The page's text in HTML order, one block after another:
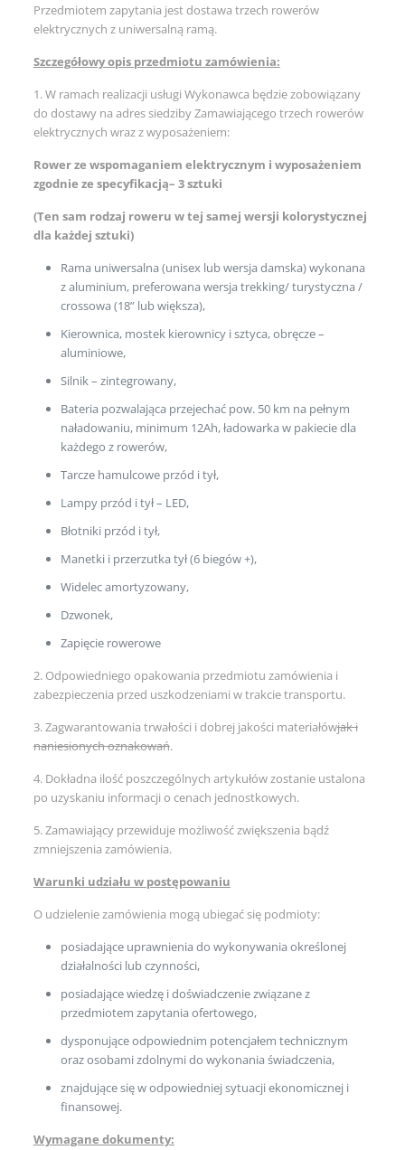
Przedmiotem zapytania jest dostawa trzech rowerów
elektrycznych z uniwersalną ramą.
Szczegółowy opis przedmiotu zamówienia:
1. W ramach realizacji usługi Wykonawca będzie zobowiązany
do dostawy na adres siedziby Zamawiającego trzech rowerów
elektrycznych wraz z wyposażeniem:
Rower ze wspomaganiem elektrycznym i wyposażeniem
zgodnie ze specyfikacją– 3 sztuki
(Ten sam rodzaj roweru w tej samej wersji kolorystycznej
dla każdej sztuki)
Rama uniwersalna (unisex lub wersja damska) wykonana
z aluminium, preferowana wersja trekking/ turystyczna /
crossowa (18” lub większa),
Kierownica, mostek kierownicy i sztyca, obręcze –
aluminiowe,
Silnik – zintegrowany,
Bateria pozwalająca przejechać pow. 50 km na pełnym
naładowaniu, minimum 12Ah, ładowarka w pakiecie dla
każdego z rowerów,
Tarcze hamulcowe przód i tył,
Lampy przód i tył – LED,
Błotniki przód i tył,
Manetki i przerzutka tył (6 biegów +),
Widelec amortyzowany,
Dzwonek,
Zapięcie rowerowe
2. Odpowiedniego opakowania przedmiotu zamówienia i
zabezpieczenia przed uszkodzeniami w trakcie transportu.
3. Zagwarantowania trwałości i dobrej jakości materiałówjak i
naniesionych oznakowań.
4. Dokładna ilość poszczególnych artykułów zostanie ustalona
po uzyskaniu informacji o cenach jednostkowych.
5. Zamawiający przewiduje możliwość zwiększenia bądź
zmniejszenia zamówienia.
Warunki udziału w postępowaniu
O udzielenie zamówienia mogą ubiegać się podmioty:
posiadające uprawnienia do wykonywania określonej
działalności lub czynności,
posiadające wiedzę i doświadczenie związane z
przedmiotem zapytania ofertowego,
dysponujące odpowiednim potencjałem technicznym
oraz osobami zdolnymi do wykonania świadczenia,
znajdujące się w odpowiedniej sytuacji ekonomicznej i
finansowej.
Wymagane dokumenty: